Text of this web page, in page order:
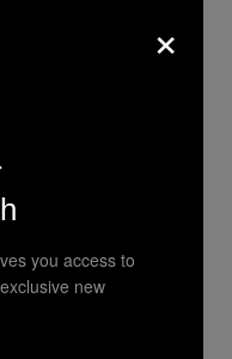
de pécan
ridicule
il faut dire je
me soutenir.
de travailler
ces erreurs.
×
you access to
new